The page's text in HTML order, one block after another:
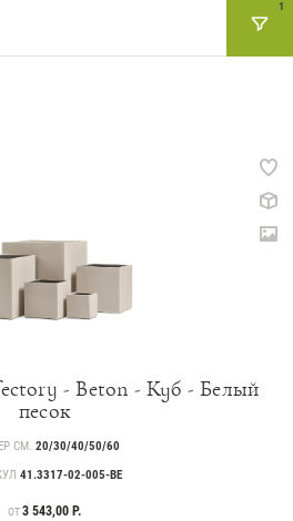
1
- Beton - Куб - Белый
песок
СМ. 20/30/40/50/60
41.3317-02-005-BE
ЦЕНА
ОТ3 543,00 Р.